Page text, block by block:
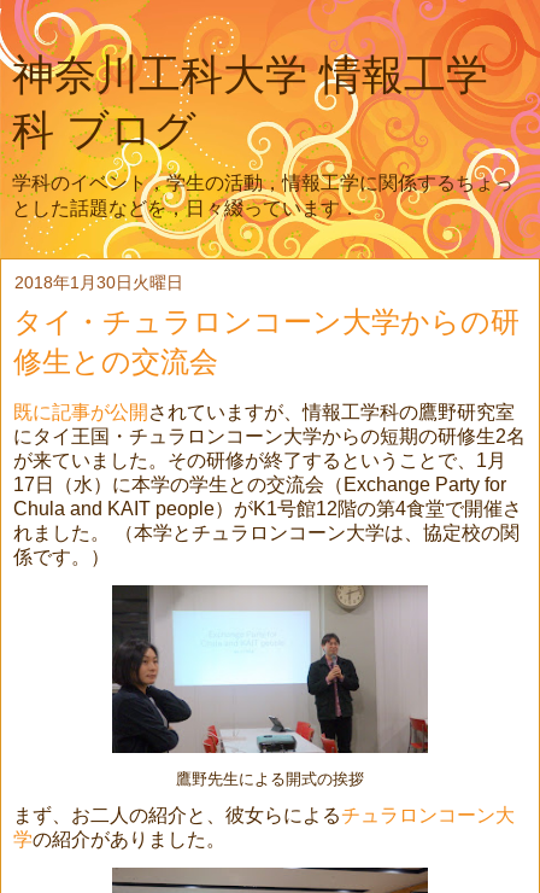
神奈川工科大学 情報工学
科 ブログ
学科のイベント，学生の活動，情報工学に関係するちょっ
とした話題などを，日々綴っています．
2018年1月30日火曜日
タイ・チュラロンコーン大学からの研
修生との交流会
既に記事が公開 されていますが、情報工学科の鷹野研究室
にタイ王国・ チュラ ロンコーン大学からの短期の研修生2名
が来ていました。その研修が終了するということで、1月
17日（水）に本学の学生との交流会（Exchange Party for
Chula and KAIT people）がK1号館12階の第4食堂で開催さ
れました。 （本学とチュラロンコーン大学は、協定校の関
係です。）
鷹野先生による開式の挨拶
まず、お二人の紹介と、彼女らによるチュラ ロンコーン大
学の紹介がありました。